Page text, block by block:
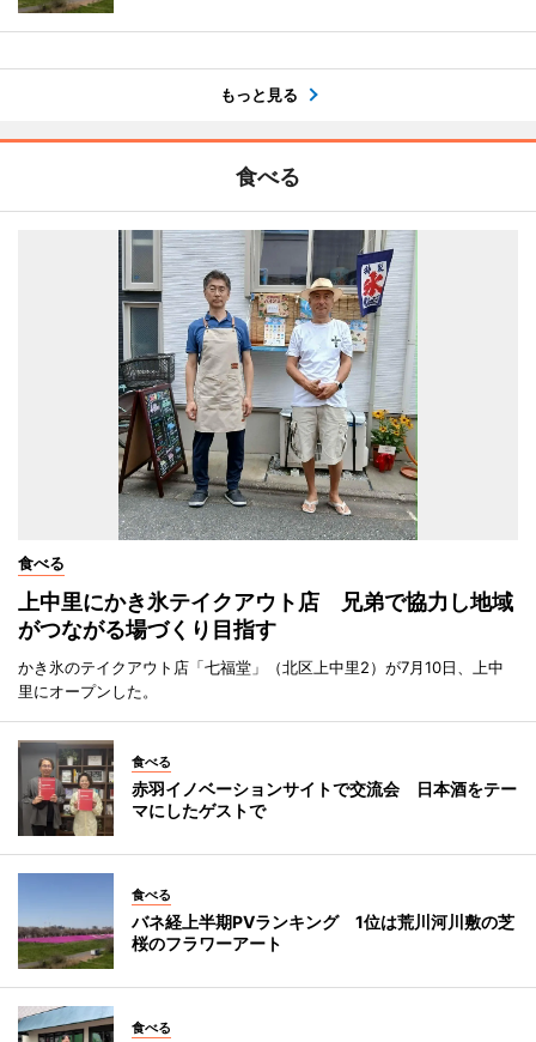
もっと見る
食べる
食べる
上中里にかき氷テイクアウト店 兄弟で協力し地域
がつながる場づくり目指す
かき氷のテイクアウト店「七福堂」（北区上中里2）が7月10日、上中
里にオープンした。
食べる
赤羽イノベーションサイトで交流会 日本酒をテー
マにしたゲストで
食べる
バネ経上半期PVランキング 1位は荒川河川敷の芝
桜のフラワーアート
食べる